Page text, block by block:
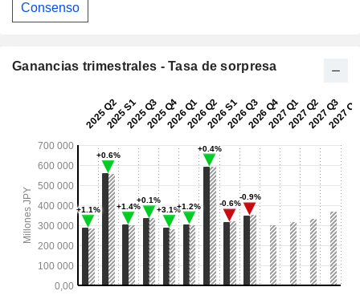
Consenso
Ganancias trimestrales - Tasa de sorpresa